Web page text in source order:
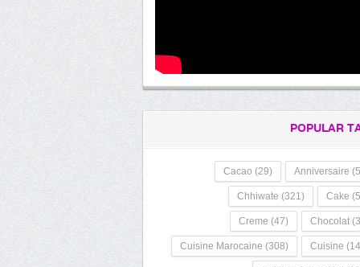
POPULAR
Anniversaire
Cacao (29)
Cake
Chhiwate (321)
Chocolat
Creme (47)
Cuisine
Cuisine Marocaine (308)